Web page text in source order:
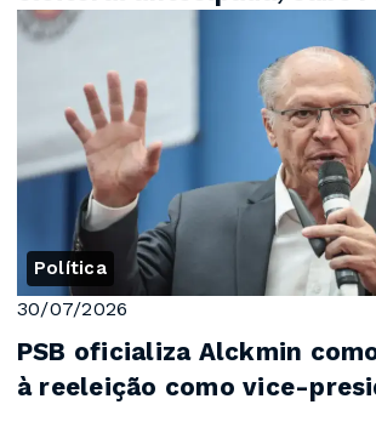
Política
30/07/2026
PSB oficializa Alckmin
à reeleição como vice-